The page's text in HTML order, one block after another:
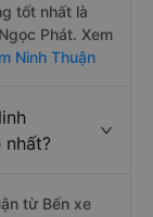
tốt nhất là
Phát. Xem
Ninh Thuận
nhất?
từ Bến xe